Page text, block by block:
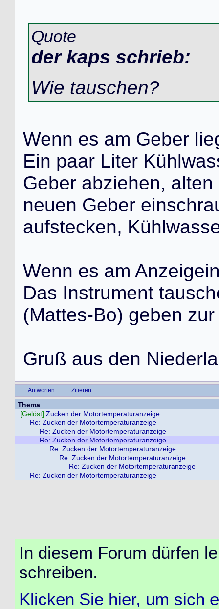
Quote
der kaps schrieb:
Wie tauschen?
Wenn es am Geber lie
Ein paar Liter Kühlwas
Geber abziehen, alten
neuen Geber einschra
aufstecken, Kühlwass
Wenn es am Anzeigei
Das Instrument tausch
(Mattes-Bo) geben zur
Gruß aus den Niederla
Antworten Zitieren
Thema
[Gelöst] Zucken der Motortemperaturanzeige
Re: Zucken der Motortemperaturanzeige
Re: Zucken der Motortemperaturanzeige
Re: Zucken der Motortemperaturanzeige
Re: Zucken der Motortemperaturanzeige
Re: Zucken der Motortemperaturanzeige
Re: Zucken der Motortemperaturanzeige
Re: Zucken der Motortemperaturanzeige
In diesem Forum dürfen
schreiben.
Klicken Sie hier, um sich